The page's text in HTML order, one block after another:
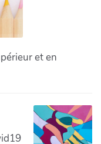
et en